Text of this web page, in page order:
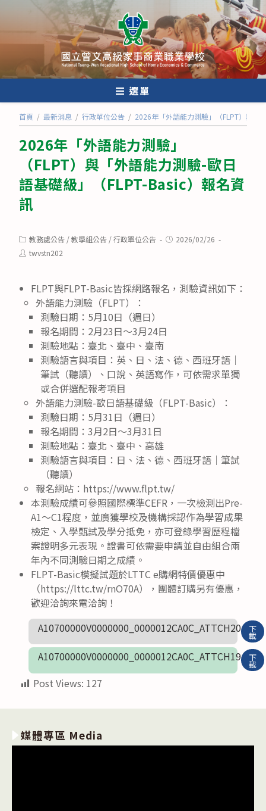
內
選單
首頁 / 最新消息 / 行政單位公告 / 2026年「外語能力測驗」（FLPT）與「
2026年「外語能力測驗」
（FLPT）與「外語能力測驗-歐日
語基礎級」（FLPT-Basic）報名資
訊
Post
category:
教務處公告 /教學組公告 /行政單位公告
Post2026/02/26
Posttwvstn202
FLPT與FLPT-Basic皆採網路報名，測驗資訊如下：
外語能力測驗（FLPT）：
測驗日期：5月10日（週日）
報名期間：2月23日～3月24日
測驗地點：臺北、臺中、臺南
測驗語言與項目：英、日、法、德、西班牙語｜
筆試（聽讀）、口說、英語寫作，可依需求單獨
或合併選配報考項目
外語能力測驗-歐日語基礎級（FLPT-Basic）：
測驗日期：5月31日（週日）
報名期間：3月2日～3月31日
測驗地點：臺北、臺中、高雄
測驗語言與項目：日、法、德、西班牙語｜筆試
（聽讀）
報名網站：https://www.flpt.tw/
本測驗成績可參照國際標準CEFR，一次檢測出Pre-
A1～C1程度，並廣獲學校及機構採認作為學習成果
檢定、入學甄試及學分抵免，亦可登錄學習歷程檔
案證明多元表現。證書可依需要申請並自由組合兩
年內不同測驗日期之成績。
FLPT-Basic模擬試題於LTTC e購網特價優惠中
（https://lttc.tw/rnO70A），團體訂購另有優惠，
歡迎洽詢來電洽詢！
A10700000V0000000_0000012CA0C_ATTCH20
下
載
A10700000V0000000_0000012CA0C_ATTCH19 下
載
Post Views: 127
媒體專區 Media